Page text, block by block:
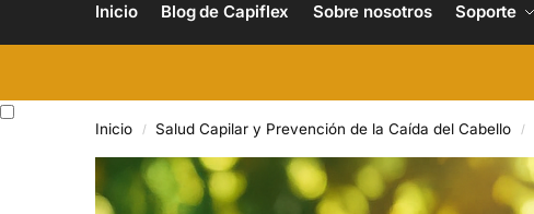
Inicio Blog de Capiflex Sobre nosotros Soporte
Inicio / Salud Capilar y Prevención de la Caída del Cabello /